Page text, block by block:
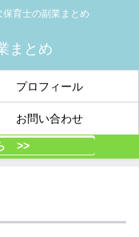
育士の副業まとめ
プロフィール
お問い合わせ
>>